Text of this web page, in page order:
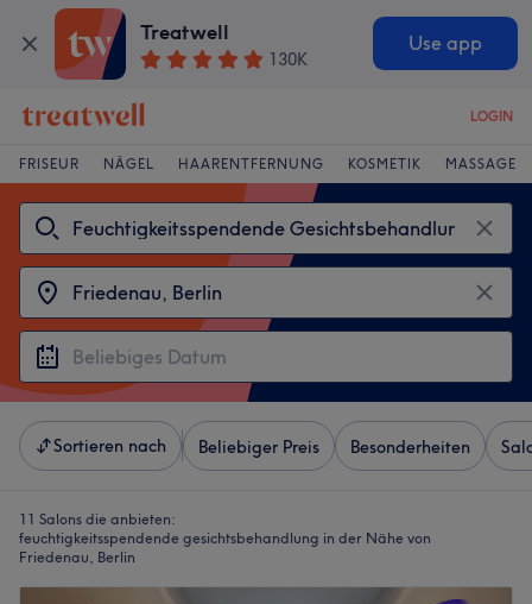
Treatwell
130K
Use app
LOGIN
FRISEUR NÄGEL HAARENTFERNUNG KOSMETIK MASSAGE
Sortieren nach Beliebiger Preis Besonderheiten
11 Salons die anbieten:
feuchtigkeitsspendende gesichtsbehandlung in der Nähe von
Friedenau, Berlin